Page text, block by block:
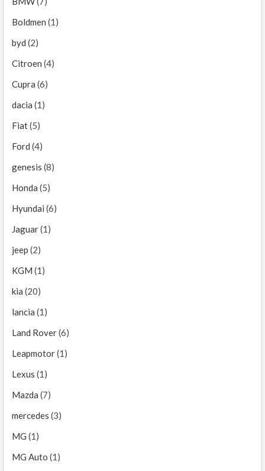
Boldmen (1)
byd (2)
Citroen (4)
Cupra (6)
dacia (1)
Fiat(5)
Ford (4)
genesis (8)
Honda (5)
Hyundai (6)
Jaguar(1)
jeep (2)
KGM (1)
kia (20)
lancia (1)
Land Rover(6)
Leapmotor(1)
Lexus (1)
Mazda (7)
mercedes (3)
MG (1)
MG Auto (1)